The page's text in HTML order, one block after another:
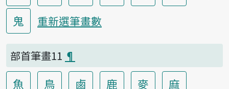
鬼
重新選筆畫數
部首筆畫11 ¶
魚 鳥 鹵 鹿 麥 麻